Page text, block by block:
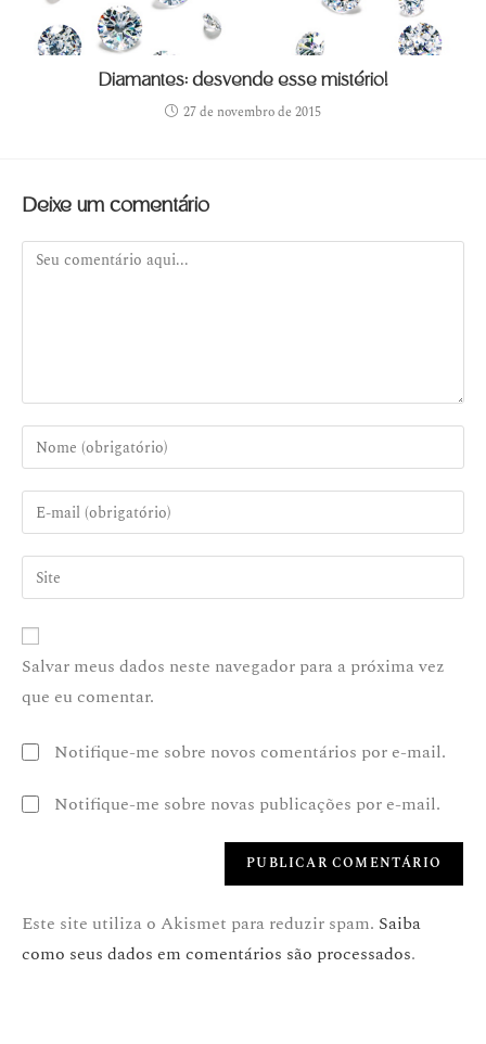
Diamantes: desvende esse mistério!
27 de novembro de 2015
Deixe um comentário
Salvar meus dados neste navegador para a próxima vez
que eu comentar.
Notifique-me sobre novos comentários por e-mail.
Notifique-me sobre novas publicações por e-mail.
Este site utiliza o Akismet para reduzir spam. Saiba
como seus dados em comentários são processados.